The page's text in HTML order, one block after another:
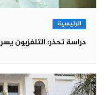
الرئيسية
دراسة تحذر: التلفزيون